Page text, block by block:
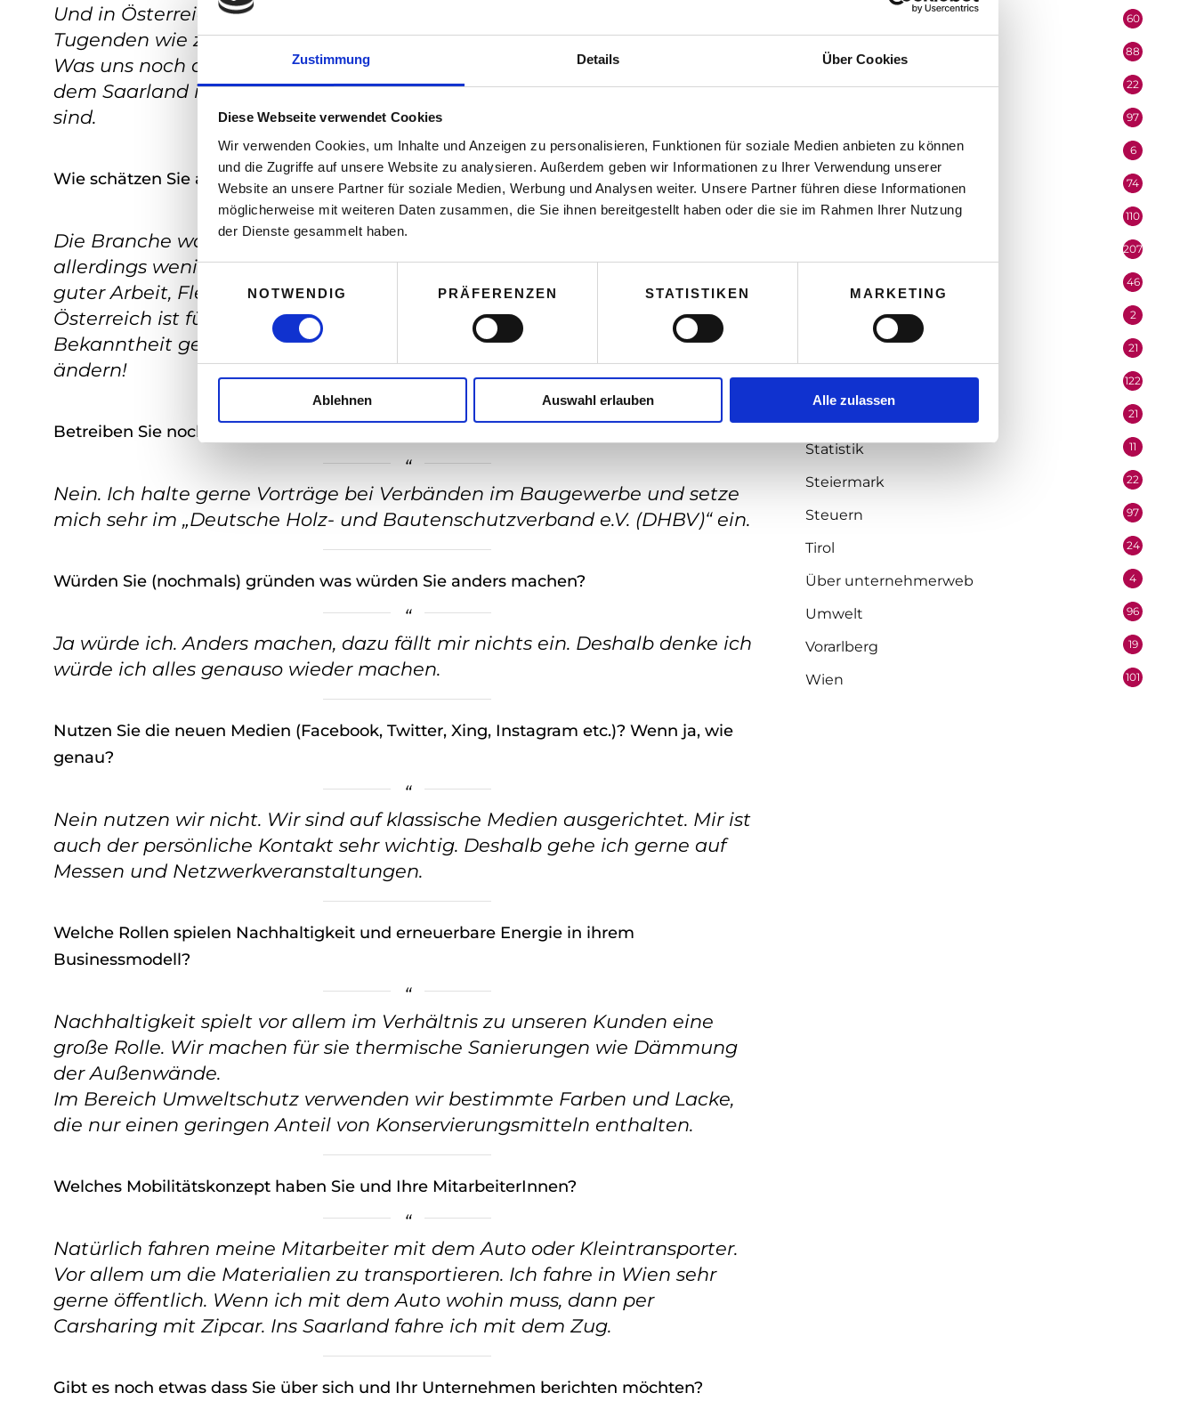
Zustimmung Details Über Cookies
Diese Webseite verwendet Cookies
Wir verwenden Cookies, um Inhalte und Anzeigen zu personalisieren, Funktionen für soziale Medien anbieten zu können
und die Zugriffe auf unsere Website zu analysieren. Außerdem geben wir Informationen zu Ihrer Verwendung unserer
Website an unsere Partner für soziale Medien, Werbung und Analysen weiter. Unsere Partner führen diese Informationen
möglicherweise mit weiteren Daten zusammen, die Sie ihnen bereitgestellt haben oder die sie im Rahmen Ihrer Nutzung
der Dienste gesammelt haben.
i
n
i
g
g
s
NOTWENDIG PRÄFERENZEN STATISTIKEN MARKETING
Ablehnen Auswahl erlauben Alle zulassen
Und in Österreich würde ich sagen, helfen mir meine Deutschen
Tugenden wie zum Beispiel Genauigkeit.
Was uns noch auszeichnet ist, dass wir als einziges Unternehmen aus
dem Saarland im „Deutsche Holz- und Bautenschutzverband e.V. (DHBV)“
sind.
Wie schätzen Sie allgemein die Lage Ihrer Branche ein?
Die Branche war immer sehr erfolgsversprechend. Früher waren es
allerdings weniger Firmen, heute umso mehr. Dennoch kann man sich mit
guter Arbeit, Fleiß und Qualität immer durchsetzen. Die Lage in
Österreich ist für uns etwas schwierig, da wir hier noch keine so große
Bekanntheit genießen wie in Deutschland. Aber ich bin hier um das zu
ändern!
Betreiben Sie noch andere Unternehmen?
Nein. Ich halte gerne Vorträge bei Verbänden im Baugewerbe und setze
mich sehr im „Deutsche Holz- und Bautenschutzverband e.V. (DHBV)“ ein.
Würden Sie (nochmals) gründen was würden Sie anders machen?
Ja würde ich. Anders machen, dazu fällt mir nichts ein. Deshalb denke ich
würde ich alles genauso wieder machen.
Nutzen Sie die neuen Medien (Facebook, Twitter, Xing, Instagram etc.)? Wenn ja, wie
genau?
Nein nutzen wir nicht. Wir sind auf klassische Medien ausgerichtet. Mir ist
auch der persönliche Kontakt sehr wichtig. Deshalb gehe ich gerne auf
Messen und Netzwerkveranstaltungen.
Welche Rollen spielen Nachhaltigkeit und erneuerbare Energie in ihrem
Businessmodell?
Nachhaltigkeit spielt vor allem im Verhältnis zu unseren Kunden eine
große Rolle. Wir machen für sie thermische Sanierungen wie Dämmung
der Außenwände.
Im Bereich Umweltschutz verwenden wir bestimmte Farben und Lacke,
die nur einen geringen Anteil von Konservierungsmitteln enthalten.
Welches Mobilitätskonzept haben Sie und Ihre MitarbeiterInnen?
Natürlich fahren meine Mitarbeiter mit dem Auto oder Kleintransporter.
Vor allem um die Materialien zu transportieren. Ich fahre in Wien sehr
gerne öffentlich. Wenn ich mit dem Auto wohin muss, dann per
Carsharing mit Zipcar. Ins Saarland fahre ich mit dem Zug.
Gibt es noch etwas dass Sie über sich und Ihr Unternehmen berichten möchten?
60
Niederösterreich 88
Oberösterreich 22
97
Performer 6
Podcast 74
Politik 110
207
46
Redaktion 2
21
Selbstständigkeit 122
21
Statistik 11
Steiermark 22
Steuern 97
Tirol 24
Über unternehmerweb 4
Umwelt 96
Vorarlberg 19
Wien 101